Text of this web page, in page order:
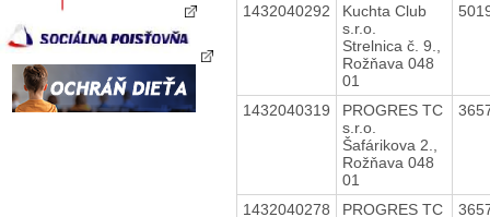
1432040292
Kuchta Club
s.r.o.
Strelnica č. 9.,
Rožňava 048
01
1432040319
PROGRES TC
s.r.o.
Šafárikova 2.,
Rožňava 048
01
1432040278
PROGRES TC